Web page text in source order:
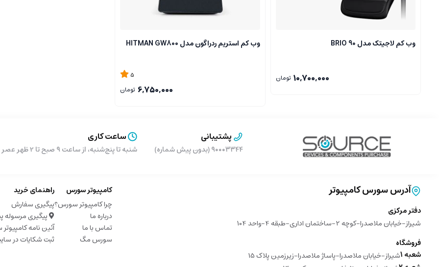
وب کم لاجیتک مدل BRIO 90
10,700,000 تومان
وب کم استریم ردراگون مدل HITMAN GW800
5
6,750,000 تومان
پشتیبانی
۹۰۰۰۳۳۴۴ (بدون پیش شماره)
ساعت کاری
شنبه تا پنج‌شنبه، از ساعت ۹ صبح تا 2 ظهر عصر از ساعت 5 تا 9 شب
آدرس سورس کامپیوتر
دفتر مرکزی
شیراز-خیابان ملاصدرا-کوچه 2-ساختمان اداری-طبقه 4-واحد 104
فروشگاه
شعبه 1 شیراز-خیابان ملاصدرا-پاساژ ملاصدرا-زیرزمین پلاک 15
کامپیوتر سورس
چرا کامپیوتر سورس؟
درباره ما
تماس با ما
سورس مگ
راهنمای خرید
پیگیری سفارش
پیگیری مرسوله
آئین نامه
ثبت شکایات در